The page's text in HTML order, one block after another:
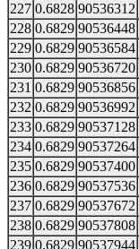
227 0.6828 90536312
228 0.6829 90536448
229 0.6829 90536584
230 0.6829 90536720
231 0.6829 90536856
232 0.6829 90536992
233 0.6829 90537128
234 0.6829 90537264
235 0.6829 90537400
236 0.6829 90537536
237 0.6829 90537672
238 0.6829 90537808
239 0.6829 90537944